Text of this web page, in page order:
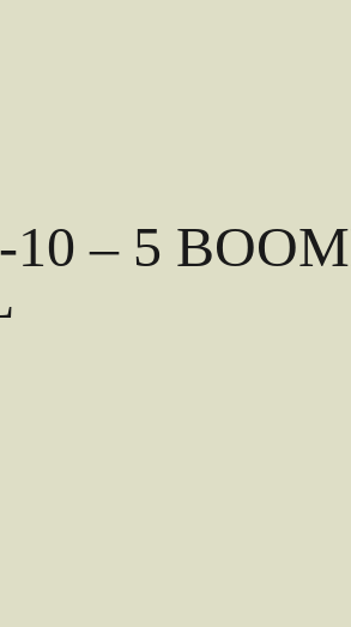
10 – 5